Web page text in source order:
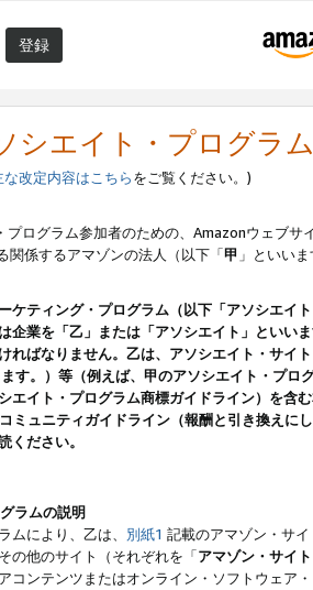
登録
シエイト・プログラ
な改定内容はこちらをご覧ください。)
プログラム参加者のための、Amazonウェブサ
関係するアマゾンの法人（以下「甲 」といい
ケティング・プログラム（以下「アソシエイ
企業を「乙」または「アソシエイト」とい
ればなりません。乙は、アソシエイト・サイ
ます。）等（例えば、甲のアソシエイト・プ
エイト・プログラム商標ガイドライン）を
ミュニティガイドライン（報酬と引き換えに
ください。
ラムの説明
ムにより、乙は、 別紙1 記載のアマゾン・サ
の他のサイト（それぞれを「アマゾン・サイト
コンテンツまたはオンライン・ソフトウェア